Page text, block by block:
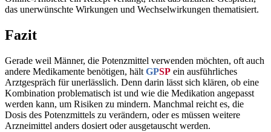
das unerwünschte Wirkungen und Wechselwirkungen thematisiert.
Fazit
Gerade weil Männer, die Potenzmittel verwenden möchten, oft auch
andere Medikamente benötigen, hält GPSP ein ausführliches
Arztgespräch für unerlässlich. Denn darin lässt sich klären, ob eine
Kombination problematisch ist und wie die Medikation angepasst
werden kann, um Risiken zu mindern. Manchmal reicht es, die
Dosis des Potenzmittels zu verändern, oder es müssen weitere
Arzneimittel anders dosiert oder ausgetauscht werden.